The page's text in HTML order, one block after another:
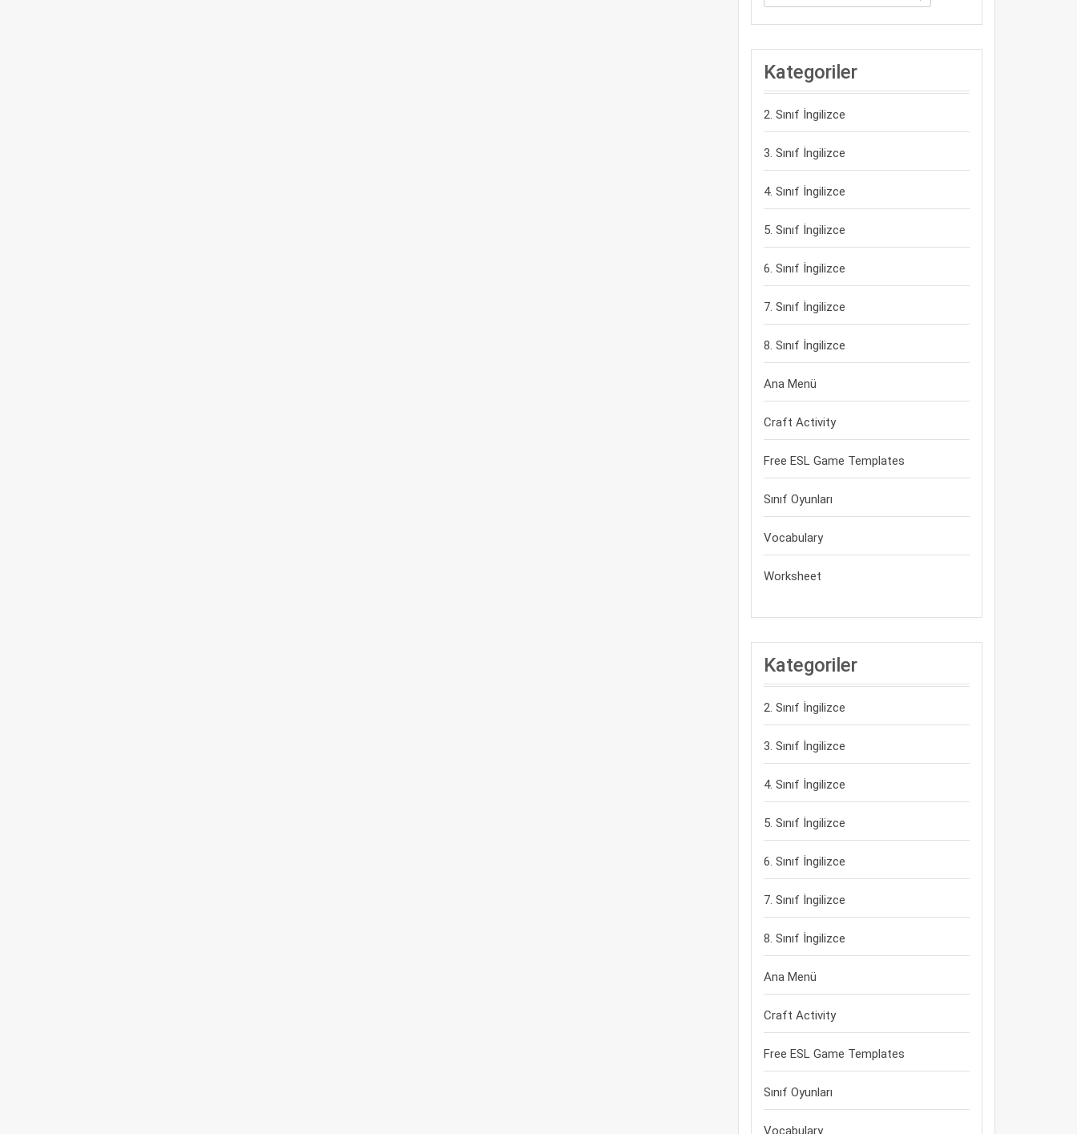
Kategoriler
2. Sınıf İngilizce
3. Sınıf İngilizce
4. Sınıf İngilizce
5. Sınıf İngilizce
6. Sınıf İngilizce
7. Sınıf İngilizce
8. Sınıf İngilizce
Ana Menü
Craft Activity
Free ESL Game Templates
Sınıf Oyunları
Vocabulary
Worksheet
Kategoriler
2. Sınıf İngilizce
3. Sınıf İngilizce
4. Sınıf İngilizce
5. Sınıf İngilizce
6. Sınıf İngilizce
7. Sınıf İngilizce
8. Sınıf İngilizce
Ana Menü
Craft Activity
Free ESL Game Templates
Sınıf Oyunları
Vocabulary